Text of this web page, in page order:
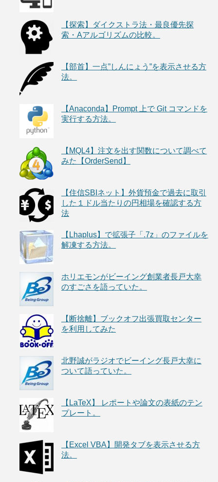
【探索】ダイクストラ法・最良優先探
索・Aアルゴリズムの比較。
【部首】一点”しんにょう”を表示させる方
法。
【Anaconda】Prompt 上で Git コマンドを
実行する方法。
【MQL4】注文を出す関数について調べて
みた【OrderSend】
【住信SBIネット】外貨預金で過去に取引
した１ドル当たりの円相場を確認する方
法
【Lhaplus】で拡張子「.7z」のファイルを
解凍する方法。
ホリエモンがビーイング創業者長戸大幸
のすごさを語っていた。
【断捨離】ブックオフ出張買取センター
を利用してみた
北野誠がラジオでビーイング長戸大幸に
ついて語っていた。
【LaTeX】 レポートや論文の表紙のテン
プレート。
【Excel VBA】開発タブを表示させる方
法。